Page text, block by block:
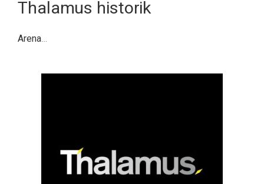
Thalamus historik
Arena…